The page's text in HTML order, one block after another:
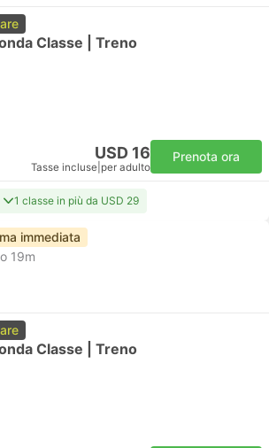
Classe | Treno
USD 16
Tasse incluse per adulto
Prenota ora
1 classe in più da USD 29
immediata
19m
Classe | Treno